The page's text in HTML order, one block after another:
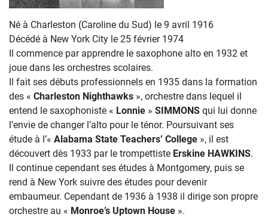
Né à Charleston (Caroline du Sud) le 9 avril 1916
Décédé à New York City le 25 février 1974
Il commence par apprendre le saxophone alto en 1932 et
joue dans les orchestres scolaires.
Il fait ses débuts professionnels en 1935 dans la formation
des « Charleston Nighthawks », orchestre dans lequel il
entend le saxophoniste « Lonnie » SIMMONS qui lui donne
l’envie de changer l’alto pour le ténor. Poursuivant ses
étude à l’« Alabama State Teachers’ College », il est
découvert dès 1933 par le trompettiste Erskine HAWKINS.
Il continue cependant ses études à Montgomery, puis se
rend à New York suivre des études pour devenir
embaumeur. Cependant de 1936 à 1938 il dirige son propre
orchestre au « Monroe’s Uptown House ».